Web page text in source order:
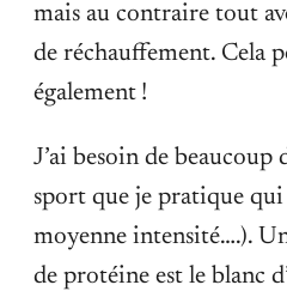
mais au contraire tout
de réchauffement. Cela
également !
J’ai besoin de
sport que je pratique qui
moyenne intensité….).
de protéine est le blanc